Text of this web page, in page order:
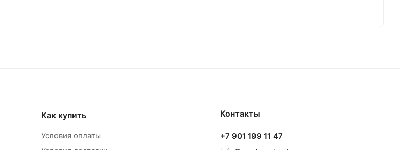
Как купить
Условия оплаты
Контакты
+7 901 199 11 47